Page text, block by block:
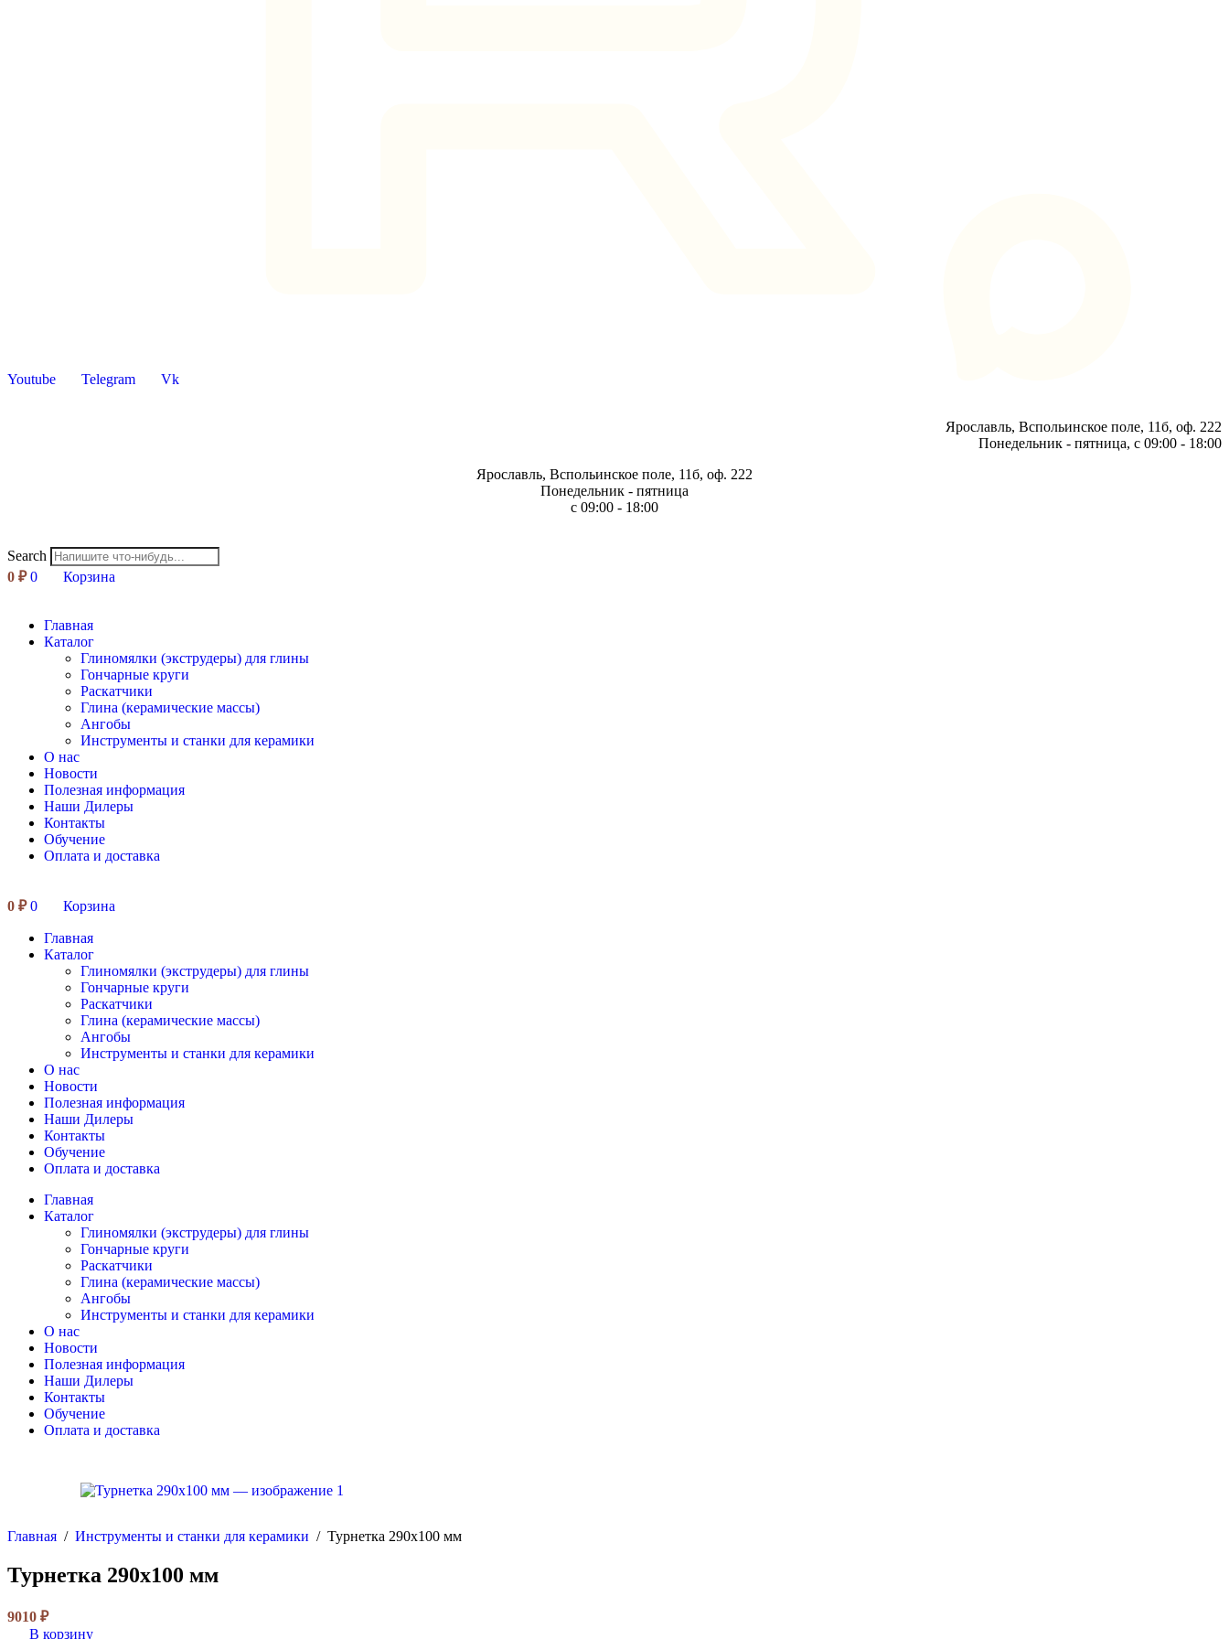
Youtube Telegram Vk
Ярославль, Вспольинское поле, 11б, оф. 222
Понедельник - пятница, с 09:00 - 18:00
Ярославль, Вспольинское поле, 11б, оф. 222
Понедельник - пятница
с 09:00 - 18:00
Search
0 ₽ 0 Корзина
Главная
Каталог
Глиномялки (экструдеры) для глины
Гончарные круги
Раскатчики
Глина (керамические массы)
Ангобы
Инструменты и станки для керамики
О нас
Новости
Полезная информация
Наши Дилеры
Контакты
Обучение
Оплата и доставка
0 ₽ 0 Корзина
Главная
Каталог
Глиномялки (экструдеры) для глины
Гончарные круги
Раскатчики
Глина (керамические массы)
Ангобы
Инструменты и станки для керамики
О нас
Новости
Полезная информация
Наши Дилеры
Контакты
Обучение
Оплата и доставка
Главная
Каталог
Глиномялки (экструдеры) для глины
Гончарные круги
Раскатчики
Глина (керамические массы)
Ангобы
Инструменты и станки для керамики
О нас
Новости
Полезная информация
Наши Дилеры
Контакты
Обучение
Оплата и доставка
Главная / Инструменты и станки для керамики / Турнетка 290х100 мм
Турнетка 290х100 мм
9010 ₽
В корзину